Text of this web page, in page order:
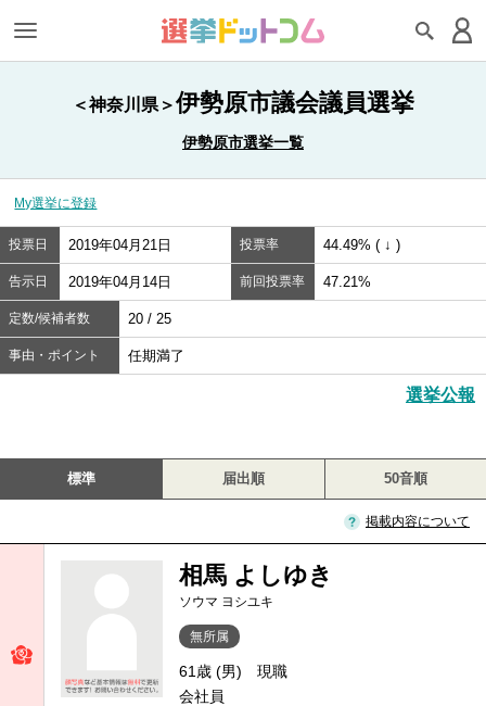
＜神奈川県＞伊勢原市議会議員選挙
伊勢原市選挙一覧
My選挙に登録
投票日 2019年04月21日 投票率 44.49% ( ↓ )
告示日 2019年04月14日 前回投票率 47.21%
定数/候補者数 20 / 25
事由・ポイント 任期満了
選挙公報
標準 届出順 50音順
掲載内容について
相馬 よしゆき
ソウマ ヨシユキ
無所属
61歳 (男)
現職
会社員